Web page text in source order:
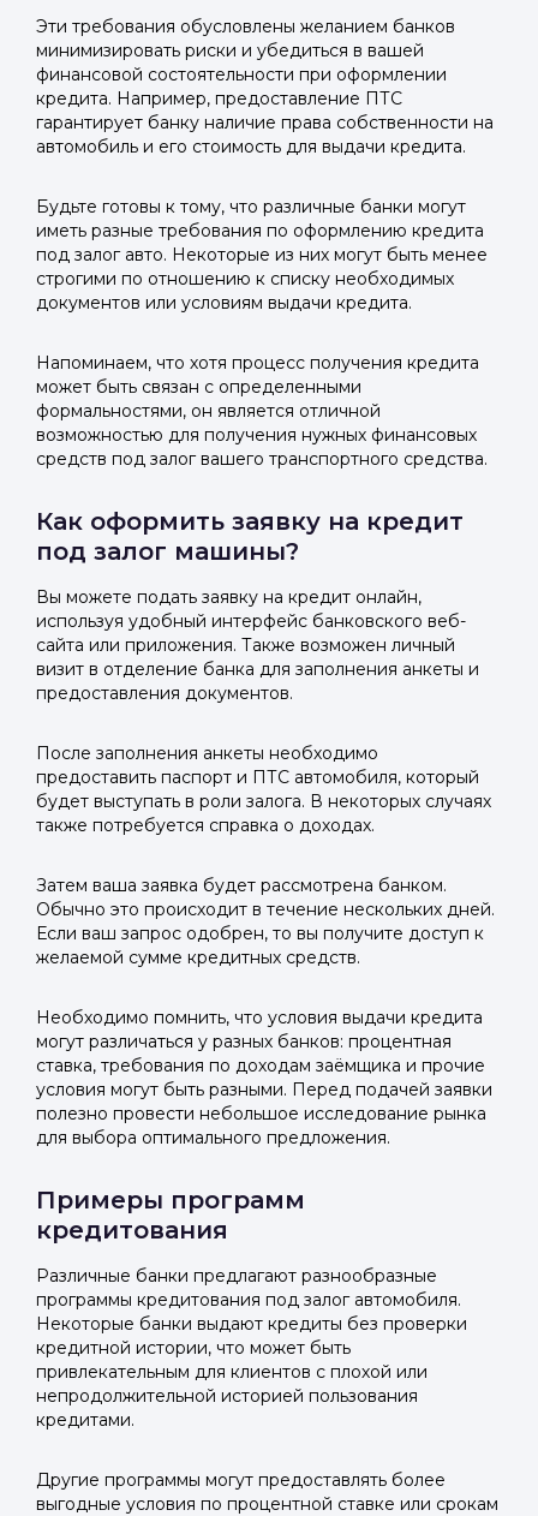
Войти в
Мы отправим код для входа на ваш
номер телефона.
Отправьте заявку через мессенджер-бот — магазины
увидят её и пришлют предложения. Фото, описание и
AI-оценка прямо в чате.
ВКонтакте
или подайте через форму на сайте
Войти в ЛК и заполнить форму
Отправьте заявку через мессенджер-бот — магазины
увидят её и пришлют предложения. Фото, описание и
AI-оценка прямо в чате.
ВКонтакте
или подайте через форму на сайте
Войти в ЛК и заполнить форму
Эти требования обусловлены желанием банков
минимизировать риски и убедиться в вашей
финансовой состоятельности при оформлении
кредита. Например, предоставление ПТС
гарантирует банку наличие права собственности на
автомобиль и его стоимость для выдачи кредита.
Будьте готовы к тому, что различные банки могут
иметь разные требования по оформлению кредита
под залог авто. Некоторые из них могут быть менее
строгими по отношению к списку необходимых
документов или условиям выдачи кредита.
Напоминаем, что хотя процесс получения кредита
может быть связан с определенными
формальностями, он является отличной
возможностью для получения нужных финансовых
средств под залог вашего транспортного средства.
Как оформить заявку на кредит
под залог машины?
Вы можете подать заявку на кредит онлайн,
используя удобный интерфейс банковского веб-
сайта или приложения. Также возможен личный
визит в отделение банка для заполнения анкеты и
предоставления документов.
После заполнения анкеты необходимо
предоставить паспорт и ПТС автомобиля, который
будет выступать в роли залога. В некоторых случаях
также потребуется справка о доходах.
Затем ваша заявка будет рассмотрена банком.
Обычно это происходит в течение нескольких дней.
Если ваш запрос одобрен, то вы получите доступ к
желаемой сумме кредитных средств.
Необходимо помнить, что условия выдачи кредита
могут различаться у разных банков: процентная
ставка, требования по доходам заёмщика и прочие
условия могут быть разными. Перед подачей заявки
полезно провести небольшое исследование рынка
для выбора оптимального предложения.
Примеры программ
кредитования
Различные банки предлагают разнообразные
программы кредитования под залог автомобиля.
Некоторые банки выдают кредиты без проверки
кредитной истории, что может быть
привлекательным для клиентов с плохой или
непродолжительной историей пользования
кредитами.
Другие программы могут предоставлять более
выгодные условия по процентной ставке или срокам